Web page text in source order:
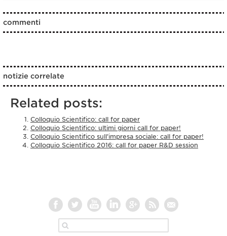
commenti
notizie correlate
Related posts:
Colloquio Scientifico: call for paper
Colloquio Scientifico: ultimi giorni call for paper!
Colloquio Scientifico sull’impresa sociale: call for paper!
Colloquio Scientifico 2016: call for paper R&D session